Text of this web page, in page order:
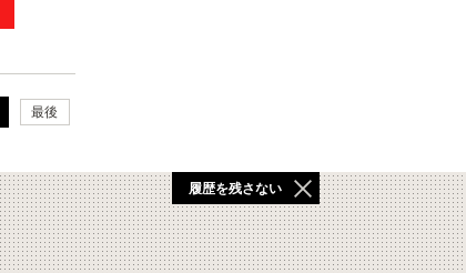
最後
履歴を残さない